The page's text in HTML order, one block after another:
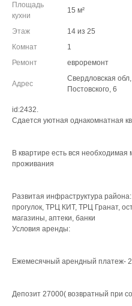
Площадь
кухни
15 м²
Этаж
14 из 25
Комнат
1
Ремонт
евроремонт
Адрес
Свердловская
Постовского, 6
id:2432.
Сдается уютная однакомнатная
В квартире есть вся
проживания
Развитая инфраструктура
прогулок, ТРЦ КИТ, ТРЦ Гранат,
магазины, аптеки, банки
Условия аренды:
Ежемесячный арендный платеж-
Депозит 27000( возвратный при